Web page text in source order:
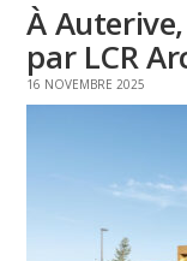
À
par LCR
16 NOVEMBRE 2025